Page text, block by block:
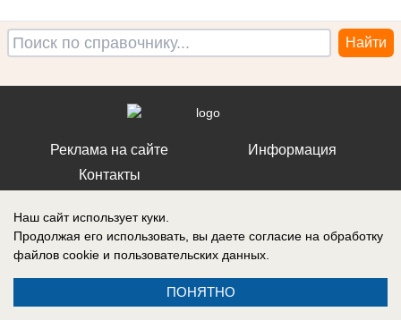
Реклама на сайте
Контакты
Информация
Наш сайт использует куки.
Продолжая его использовать, вы даете согласие на обработку
файлов cookie и пользовательских данных.
ПОНЯТНО